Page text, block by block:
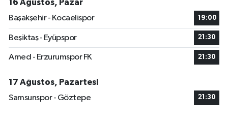
16 Ağustos, Pazar
Başakşehir - Kocaelispor
19:00
Beşiktaş - Eyüpspor 21:30
Amed - Erzurumspor FK 21:30
17 Ağustos, Pazartesi
Samsunspor - Göztepe
21:30